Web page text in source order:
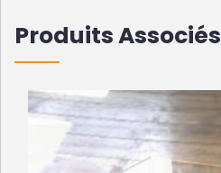
Produits Associés